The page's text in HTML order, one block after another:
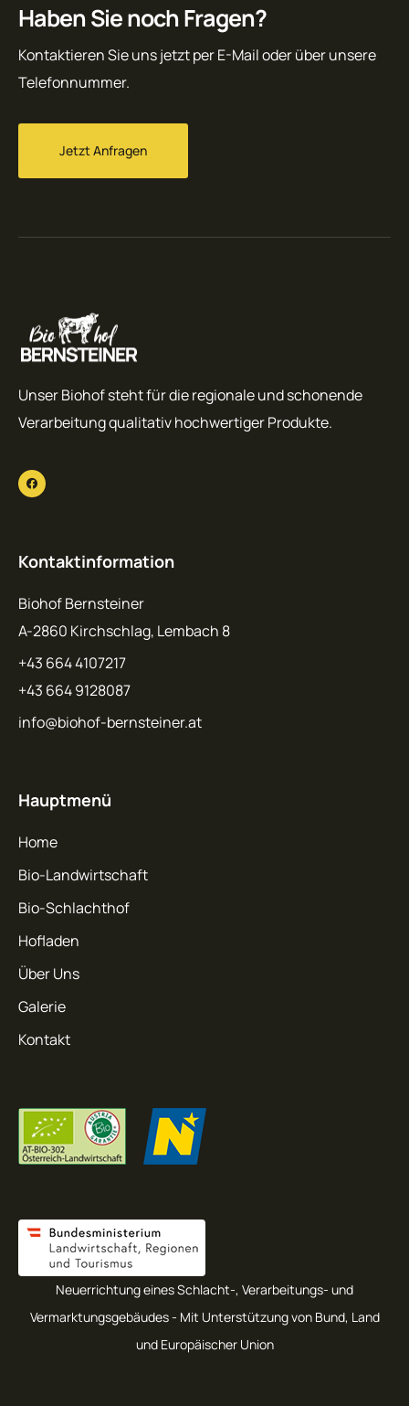
Haben Sie noch Fragen?
Kontaktieren Sie uns jetzt per E-Mail oder über unsere
Telefonnummer.
Jetzt Anfragen
Unser Biohof steht für die regionale und schonende
Verarbeitung qualitativ hochwertiger Produkte.
Kontaktinformation
Biohof Bernsteiner
A-2860 Kirchschlag, Lembach 8
+43 664 4107217
+43 664 9128087
info@biohof-bernsteiner.at
Hauptmenü
Home
Bio-Landwirtschaft
Bio-Schlachthof
Hofladen
Über Uns
Galerie
Kontakt
Neuerrichtung eines Schlacht-, Verarbeitungs- und
Vermarktungsgebäudes - Mit Unterstützung von Bund, Land
und Europäischer Union